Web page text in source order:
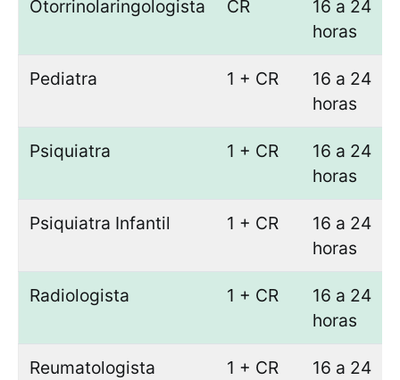
Otorrinolaringologista CR
16 a 24
horas
Pediatra 1 + CR
16 a 24
horas
Psiquiatra 1 + CR
16 a 24
horas
Psiquiatra Infantil 1 + CR
16 a 24
horas
Radiologista 1 + CR
16 a 24
horas
Reumatologista 1 + CR
16 a 24